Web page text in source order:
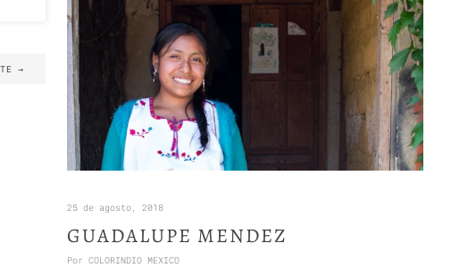
→
25 de agosto, 2018
GUADALUPE MENDEZ
Por COLORINDIO MEXICO